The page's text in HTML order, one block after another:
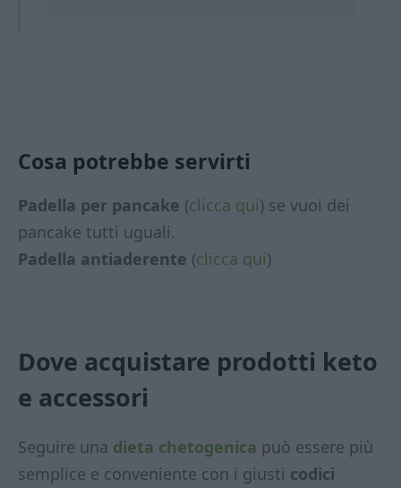
Cosa potrebbe servirti
Padella per pancake (clicca qui) se vuoi dei
pancake tutti uguali.
Padella antiaderente (clicca qui)
Dove acquistare prodotti keto
e accessori
Seguire una dieta chetogenica può essere più
semplice e conveniente con i giusti codici